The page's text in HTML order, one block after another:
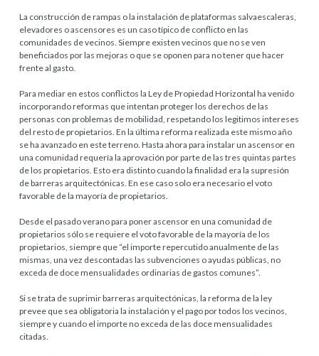
La construcción de rampas o la instalación de plataformas salvaescaleras,
elevadores o ascensores es un caso típico de conflicto en las
comunidades de vecinos. Siempre existen vecinos que no se ven
beneficiados por las mejoras o que se oponen para no tener que hacer
frente al gasto.
Para mediar en estos conflictos la Ley de Propiedad Horizontal ha venido
incorporando reformas que intentan proteger los derechos de las
personas con problemas de mobilidad, respetando los legitimos intereses
del resto de propietarios. En la última reforma realizada este mismo año
se ha avanzado en este terreno. Hasta ahora para instalar un ascensor en
una comunidad requería la aprovación por parte de las tres quintas partes
de los propietarios. Esto era distinto cuando la finalidad era la supresión
de barreras arquitectónicas. En ese caso solo era necesario el voto
favorable de la mayoría de propietarios.
Desde el pasado verano para poner ascensor en una comunidad de
propietarios sólo se requiere el voto favorable de la mayoría de los
propietarios, siempre que “el importe repercutido anualmente de las
mismas, una vez descontadas las subvenciones o ayudas públicas, no
exceda de doce mensualidades ordinarias de gastos comunes”.
Si se trata de suprimir barreras arquitectónicas, la reforma de la ley
prevee que sea obligatoria la instalación y el pago por todos los vecinos,
siempre y cuando el importe no exceda de las doce mensualidades
citadas.